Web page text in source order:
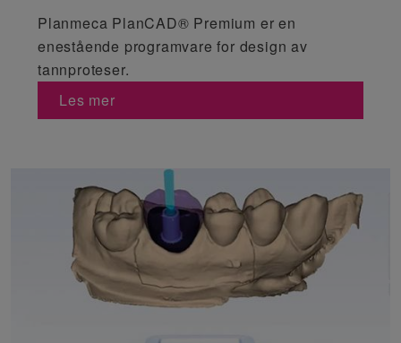
Planmeca PlanCAD® Premium er en
enestående programvare for design av
tannproteser.
Les mer